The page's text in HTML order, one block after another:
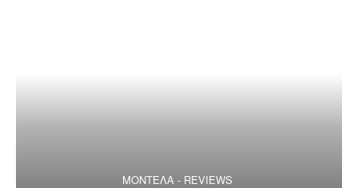
ΜΟΝΤΕΛΑ - REVIEWS